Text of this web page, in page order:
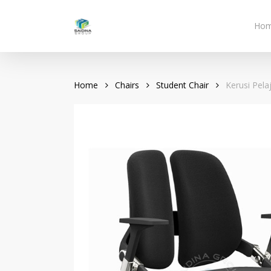
content
Home Chairs Student Chair Kerusi